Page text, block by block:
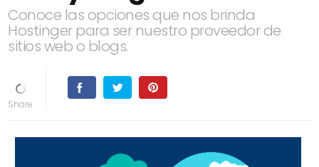
Conoce las opciones que nos brinda
Hostinger para ser nuestro proveedor de
sitios web o blogs.